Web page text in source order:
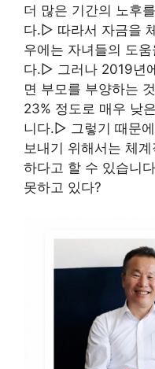
더 많은 기간의 노후
다.▷ 따라서 자금을
우에는 자녀들의 도
다.▷ 그러나 2019년
면 부모를 부양하는
23% 정도로 매우 낮
니다.▷ 그렇기 때문
보내기 위해서는 체
하다고 할 수 있습니
못하고 있다?